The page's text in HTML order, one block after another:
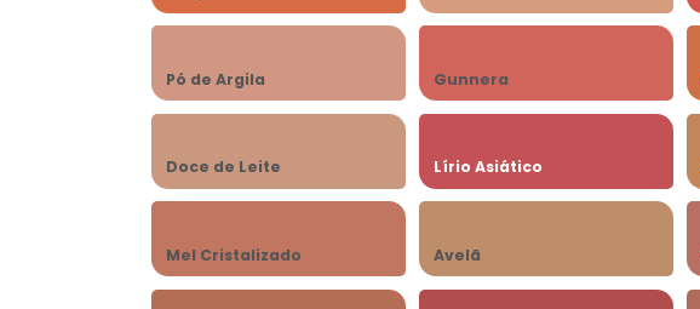
Pó de Argila Gunnera
Doce de Leite Lírio Asiático
Mel Cristalizado Avelã